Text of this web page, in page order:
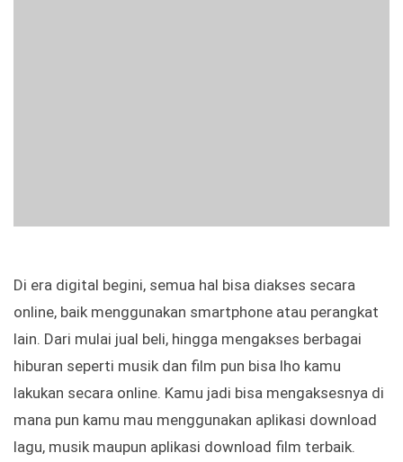
Di era digital begini, semua hal bisa diakses secara
online, baik menggunakan smartphone atau perangkat
lain. Dari mulai jual beli, hingga mengakses berbagai
hiburan seperti musik dan film pun bisa lho kamu
lakukan secara online. Kamu jadi bisa mengaksesnya di
mana pun kamu mau menggunakan aplikasi download
lagu, musik maupun aplikasi download film terbaik.